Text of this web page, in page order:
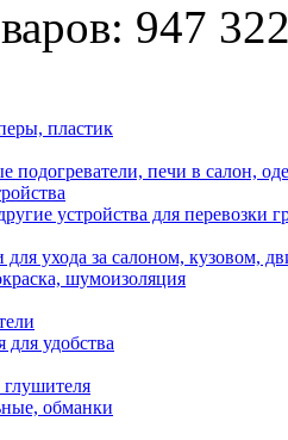
947
пластик
печи в салон,
устройства для перевозки
ухода за салоном, кузовом,
шумоизоляция
удобства
обманки